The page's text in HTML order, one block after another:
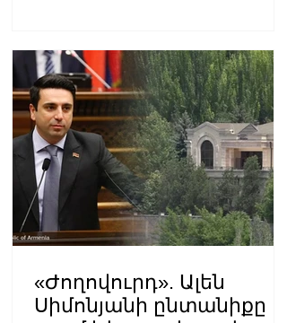
«Ժողովուրդ». Ալեն
Սիմոնյանի ընտանիքը